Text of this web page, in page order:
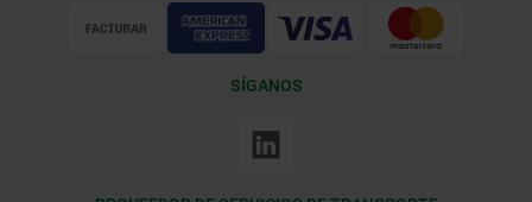
SÍGANOS